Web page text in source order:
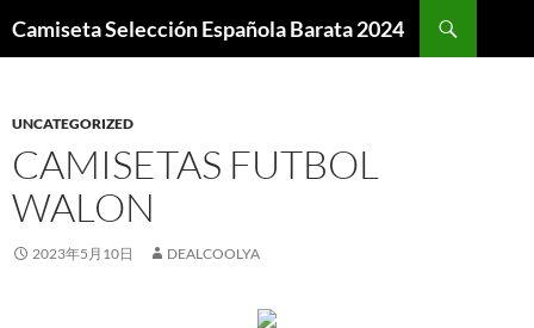
Camiseta Selección Española Barata 2024
UNCATEGORIZED
CAMISETAS FUTBOL
WALON
2023年5月10日 DEALCOOLYA